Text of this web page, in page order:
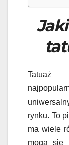
rynku. To
ma wiele
mogą się